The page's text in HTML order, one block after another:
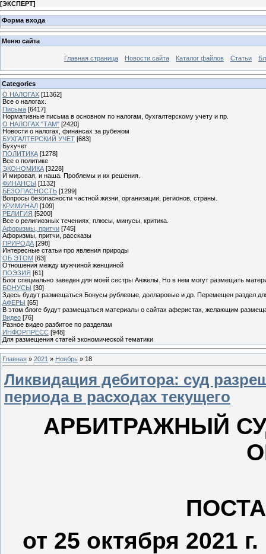
[ЭКСПЕРТ]
Форма входа
Меню сайта
Главная страница Новости сайта Каталог файлов Статьи
Categories
О НАЛОГАХ [11362]
Все о налогах.
Письма [6417]
Нормативные письма в основном по налогам, бухгалтерскому учету и пр.
О НАЛОГАХ "ТАМ" [2420]
Новости о налогах, финансах за рубежом
БУХГАЛТЕРСКИЙ УЧЕТ [683]
Бухучет
ПОЛИТИКА [1278]
Все о политике
ЭКОНОМИКА [3228]
И мировая, и наша. Проблемы и их решения.
ФИНАНСЫ [1132]
БЕЗОПАСНОСТЬ [1299]
Вопросы безопасности частной жизни, организации, регионов, страны.
КРИМИНАЛ [109]
РЕЛИГИЯ [5200]
Все о религиозных течениях, плюсы, минусы, критика.
Афоризмы, притчи [745]
Афоризмы, притчи, рассказы
ПРИРОДА [298]
Интересные статьи про явления природы
ОБ ЭТОМ [63]
Отношения между мужчиной женщиной
ПОЭЗИЯ [61]
Блог специально заведен для моей сестры Анжелы. Но в нем могут размещать
БОНУСЫ [30]
Здесь будут размещаться Бонусы рублевые, долларовые и др. Перемещен раздел
АФЕРЫ [65]
В этом блоге будут размещаться материалы о сайтах аферистах, желающим
Видео [76]
Разное видео разбитое по разделам
ИНФОРПРЕСС [948]
Для размещения статей экономической тематики
Главная » 2021 » Ноябрь » 18
Ликвидация дебитора: суд
периода в расходах текущего
АРБИТРАЖНЫЙ
от 25 октября 2021